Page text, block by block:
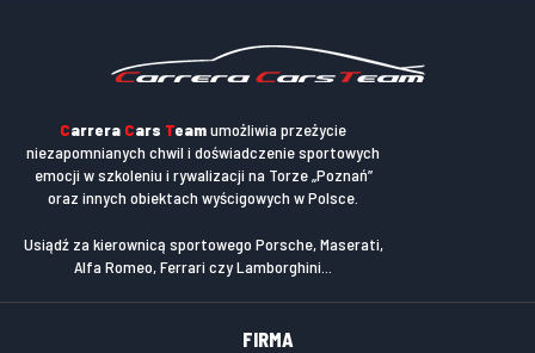
Carrera Cars Teamumożliwia przeżycie
niezapomnianych chwil i doświadczenie sportowych
emocji w szkoleniu i rywalizacji na Torze „Poznań”
oraz innych obiektach wyścigowych w Polsce.
Usiądź za kierownicą sportowego Porsche, Maserati,
Alfa Romeo, Ferrari czy Lamborghini...
FIRMA